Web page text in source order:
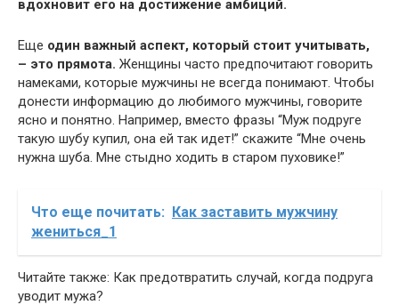
вдохновит его на достижение амбиций.
Еще один важный аспект, который стоит учитывать,
– это прямота. Женщины часто предпочитают говорить
намеками, которые мужчины не всегда понимают. Чтобы
донести информацию до любимого мужчины, говорите
ясно и понятно. Например, вместо фразы “Муж подруге
такую шубу купил, она ей так идет!” скажите “Мне очень
нужна шуба. Мне стыдно ходить в старом пуховике!”
Что еще почитать: Как заставить мужчину
жениться_1
Читайте также: Как предотвратить случай, когда подруга
уводит мужа?